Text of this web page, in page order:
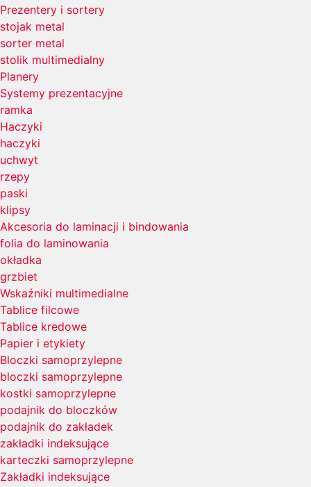
Prezentery i sortery
stojak metal
sorter metal
stolik multimedialny
Planery
Systemy prezentacyjne
ramka
Haczyki
haczyki
uchwyt
rzepy
paski
klipsy
Akcesoria do laminacji i bindowania
folia do laminowania
okładka
grzbiet
Wskaźniki multimedialne
Tablice filcowe
Tablice kredowe
Papier i etykiety
Bloczki samoprzylepne
bloczki samoprzylepne
kostki samoprzylepne
podajnik do bloczków
podajnik do zakładek
zakładki indeksujące
karteczki samoprzylepne
Zakładki indeksujące